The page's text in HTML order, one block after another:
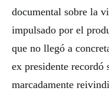
documental sobre la
impulsado por el
que no llegó a
ex presidente
marcadamente